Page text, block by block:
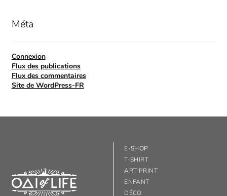
Méta
Connexion
Flux des publications
Flux des commentaires
Site de WordPress-FR
E-SHOP
T-SHIRT
ART PRINT
ENFANT
DÉCO